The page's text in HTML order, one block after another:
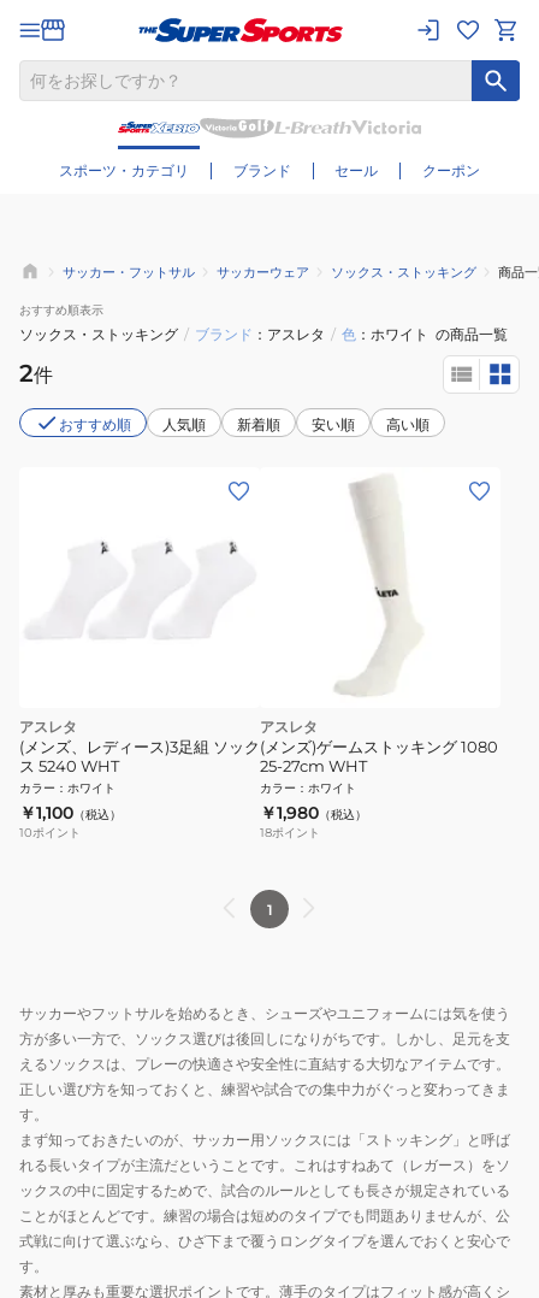
スポーツ・カテゴリ ブランド セール クーポン
さらに絞り込む
サッカー・フットサル サッカーウェア ソックス・ストッキング 商品
おすすめ順表示
ソックス・ストッキング / ブランド アスレタ / 色 ホワイト の商品一覧
2件
おすすめ順 人気順 新着順 安い順 高い順
アスレタ
(メンズ、レディース)3足組 ソック
ス 5240 WHT
カラー ： ホワイト
￥1,100 （税込）
10ポイント
アスレタ
(メンズ)ゲームストッキング 1080
25-27cm WHT
カラー ： ホワイト
￥1,980 （税込）
18ポイント
1
サッカーやフットサルを始めるとき、シューズやユニフォームには気を使う
方が多い一方で、ソックス選びは後回しになりがちです。しかし、足元を支
えるソックスは、プレーの快適さや安全性に直結する大切なアイテムです。
正しい選び方を知っておくと、練習や試合での集中力がぐっと変わってきま
す。
まず知っておきたいのが、サッカー用ソックスには「ストッキング」と呼ば
れる長いタイプが主流だということです。これはすねあて（レガース）をソ
ックスの中に固定するためで、試合のルールとしても長さが規定されている
ことがほとんどです。練習の場合は短めのタイプでも問題ありませんが、公
式戦に向けて選ぶなら、ひざ下まで覆うロングタイプを選んでおくと安心で
す。
素材と厚みも重要な選択ポイントです。薄手のタイプはフィット感が高くシ